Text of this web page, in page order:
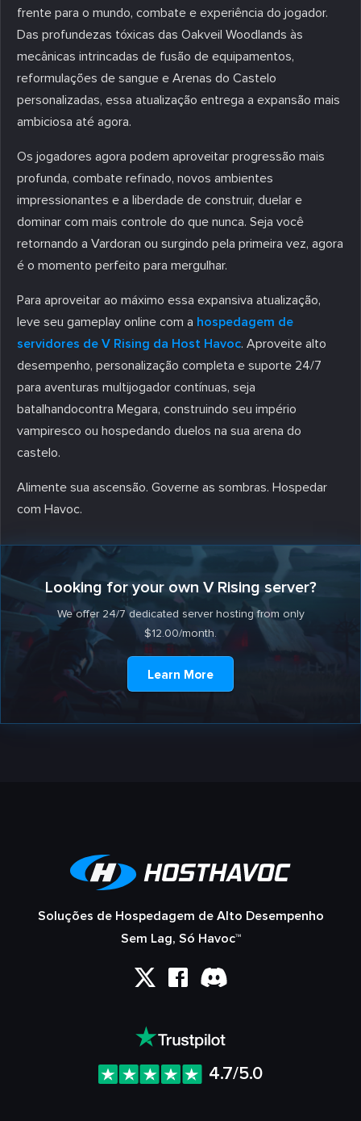
frente para o mundo, combate e experiência do jogador.
Das profundezas tóxicas das Oakveil Woodlands às
mecânicas intrincadas de fusão de equipamentos,
reformulações de sangue e Arenas do Castelo
personalizadas, essa atualização entrega a expansão mais
ambiciosa até agora.
Os jogadores agora podem aproveitar progressão mais
profunda, combate refinado, novos ambientes
impressionantes e a liberdade de construir, duelar e
dominar com mais controle do que nunca. Seja você
retornando a Vardoran ou surgindo pela primeira vez, agora
é o momento perfeito para mergulhar.
Para aproveitar ao máximo essa expansiva atualização,
leve seu gameplay online com a hospedagem de
servidores de V Rising da Host Havoc. Aproveite alto
desempenho, personalização completa e suporte 24/7
para aventuras multijogador contínuas, seja
batalhandocontra Megara, construindo seu império
vampiresco ou hospedando duelos na sua arena do
castelo.
Alimente sua ascensão. Governe as sombras. Hospedar
com Havoc.
Looking for your own V Rising server?
We offer 24/7 dedicated server hosting from only
$12.00/month.
Learn More
Soluções de Hospedagem de Alto Desempenho
Sem Lag, Só Havoc™
4.7/5.0